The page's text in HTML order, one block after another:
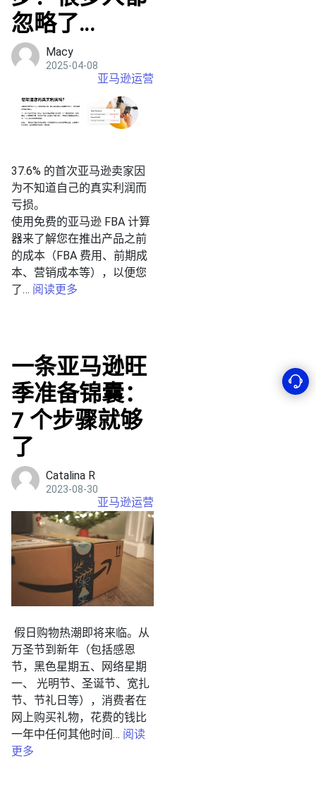
忽略了…
Macy
2025-04-08
亚马逊运营
37.6% 的首次亚马逊卖家因
为不知道自己的真实利润而
亏损。
使用免费的亚马逊 FBA 计算
器来了解您在推出产品之前
的成本（FBA 费用、前期成
本、营销成本等），以便您
了… 阅读更多
一条亚马逊旺
季准备锦囊：
7 个步骤就够
了
Catalina R
2023-08-30
亚马逊运营
假日购物热潮即将来临。从
万圣节到新年（包括感恩
节，黑色星期五、网络星期
一、 光明节、圣诞节、宽扎
节、节礼日等），消费者在
网上购买礼物，花费的钱比
一年中任何其他时间… 阅读
更多